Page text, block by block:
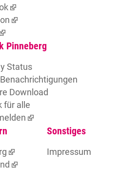
Pinneberg
Status
Download
für alle
Sonstiges
Impressum